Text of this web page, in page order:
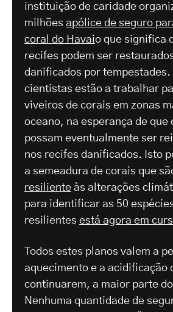
instituição de caridade
milhões apólice de seguro
coral do Havaio que significa
recifes podem ser
danificados por
cientistas estão a trabalhar
viveiros de corais em zonas
oceano, na esperança de que
possam eventualmente ser
nos recifes danificados. Isto
a semeadura de corais que
resiliente às alterações
para identificar as 50
resilientes está agora em
Todos estes planos valem a
aquecimento e a acidificação
continuarem, a maior parte
Nenhuma quantidade de